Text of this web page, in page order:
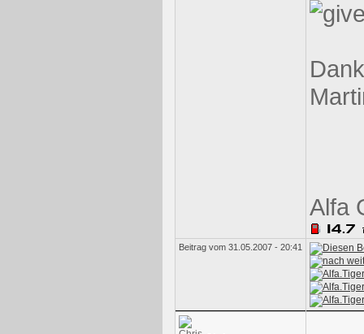
Alfa
Beitrag vom 31.05.2007 - 20:41